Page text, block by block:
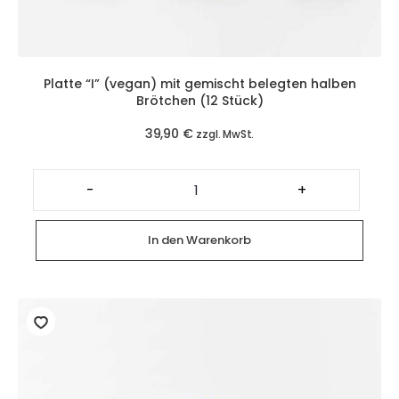
Platte “I” (vegan) mit gemischt belegten halben
Brötchen (12 Stück)
39,90 € zzgl. MwSt.
-
Platte
"I"
(vegan)
mit
gemischt
belegten
Brötchen
+
In den Warenkorb